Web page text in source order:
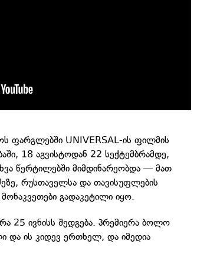
ფარგლებში UNIVERSAL-ის ფილმის
18 აგვისტოდან 22 სექტემბრამდე,
წერტილებში მიმდინარეობდა — მათ
რუსთაველსა და თავისუფლების
გადაკეტილი იყო.
25 ივნისს შედგება. პრემიერა ბოლო
და ის კიდევ ერთხელ, და იმედია